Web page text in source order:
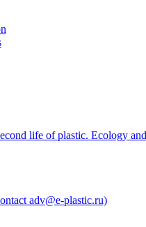
life of plastic. Ecology
adv@e-plastic.ru)